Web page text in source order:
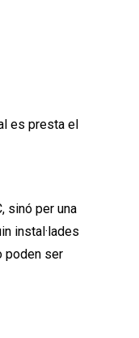
es presta el
sinó per una
instal·lades
poden ser